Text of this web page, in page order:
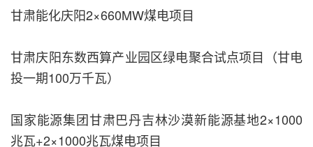
甘肃能化庆阳2×660MW煤电项目
甘肃庆阳东数西算产业园区绿电聚合试点项目（甘电
投一期100万千瓦）
国家能源集团甘肃巴丹吉林沙漠新能源基地2×1000
兆瓦+2×1000兆瓦煤电项目